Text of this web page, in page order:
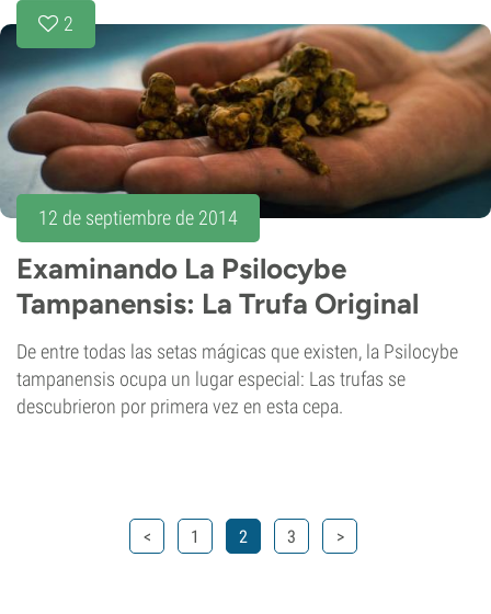
2
12 de septiembre de 2014
Examinando La Psilocybe
Tampanensis: La Trufa Original
De entre todas las setas mágicas que existen, la Psilocybe
tampanensis ocupa un lugar especial: Las trufas se
descubrieron por primera vez en esta cepa.
< 1 2 3 >